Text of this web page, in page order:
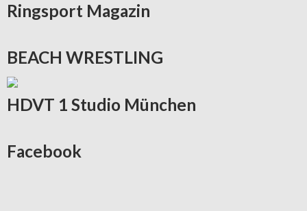
Ringsport Magazin
BEACH WRESTLING
HDVT 1 Studio München
Facebook